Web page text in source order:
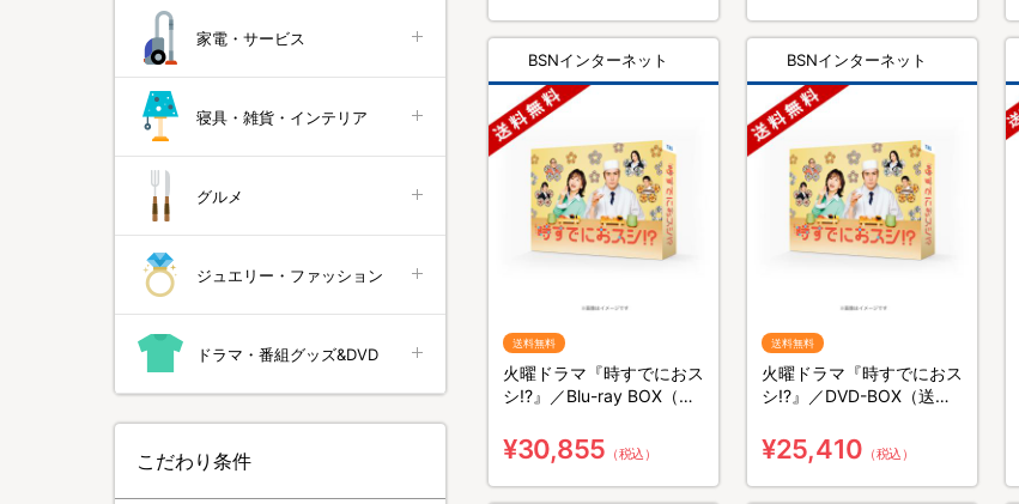
BSNインターネット
送料無料
火曜ドラマ『時すでにおス
シ!?』／Blu-ray BOX（送
¥30,855 （税込）
BSNインターネット
送料無料
火曜ドラマ『時すでにおス
シ!?』／DVD-BOX（送料
¥25,410 （税込）
家電・サービス
寝具・雑貨・インテリア
グルメ
ジュエリー・ファッション
ドラマ・番組グッズ&DVD
こだわり条件